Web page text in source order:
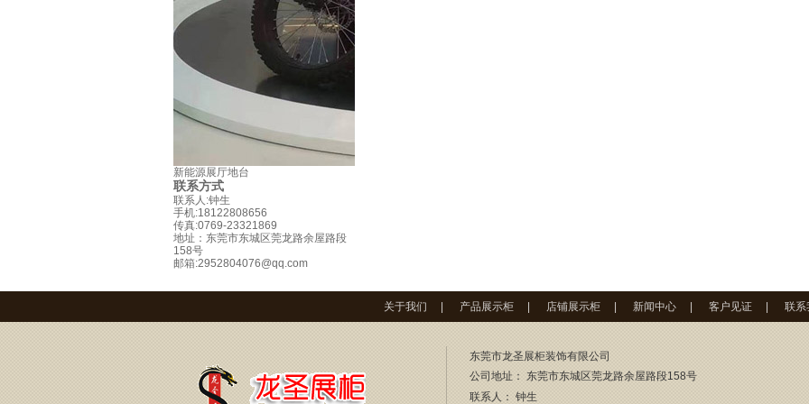
新能源展厅地台
联系方式
联系人:钟生
手机:18122808656
传真:0769-23321869
地址：东莞市东城区莞龙路余屋路段
158号
邮箱:2952804076@qq.com
关于我们 产品展示柜 店铺展示柜 新闻中心 客户见证 联系
东莞市龙圣展柜装饰有限公司
公司地址： 东莞市东城区莞龙路余屋路段158号
联系人： 钟生